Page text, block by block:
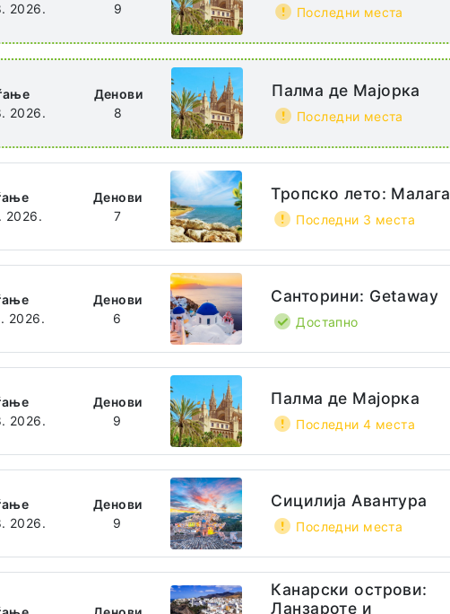
2026.
9
Последни места
2026.
Денови
8
Палма де Мајорка
Последни места
2026.
Денови
7
Тропско лето: Малага
Последни 3 места
2026.
Денови
6
Санторини: Getaway
Достапно
2026.
Денови
9
Палма де Мајорка
Последни 4 места
2026.
Денови
9
Сицилија Авантура
Последни места
Канарски острови:
Ланзароте и